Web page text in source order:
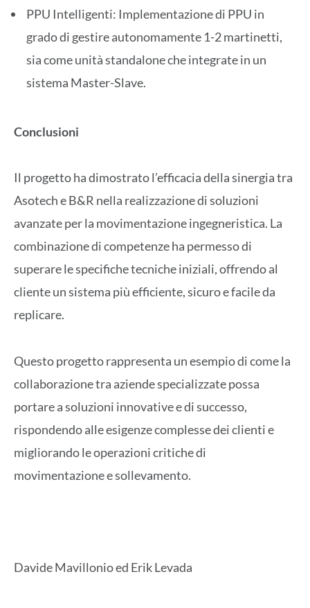
PPU Intelligenti: Implementazione di PPU in
grado di gestire autonomamente 1-2 martinetti,
sia come unità standalone che integrate in un
sistema Master-Slave.
Conclusioni
Il progetto ha dimostrato l’efficacia della sinergia tra
Asotech e B&R nella realizzazione di soluzioni
avanzate per la movimentazione ingegneristica. La
combinazione di competenze ha permesso di
superare le specifiche tecniche iniziali, offrendo al
cliente un sistema più efficiente, sicuro e facile da
replicare.
Questo progetto rappresenta un esempio di come la
collaborazione tra aziende specializzate possa
portare a soluzioni innovative e di successo,
rispondendo alle esigenze complesse dei clienti e
migliorando le operazioni critiche di
movimentazione e sollevamento.
Davide Mavillonio ed Erik Levada